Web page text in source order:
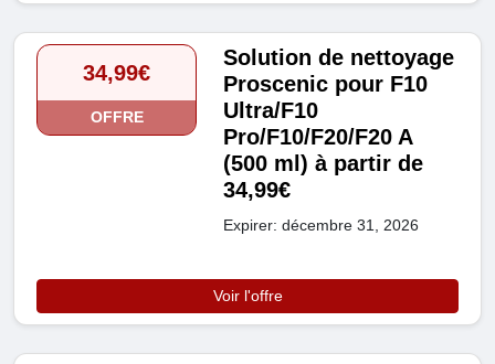
34,99€
OFFRE
Solution de nettoyage
Proscenic pour F10
Ultra/F10
Pro/F10/F20/F20 A
(500 ml) à partir de
34,99€
Expirer: décembre 31, 2026
Voir l'offre